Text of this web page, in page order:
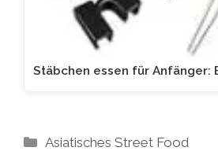
Stäbchen essen für Anfänger:
Kategorien
Asiatisches Street Food